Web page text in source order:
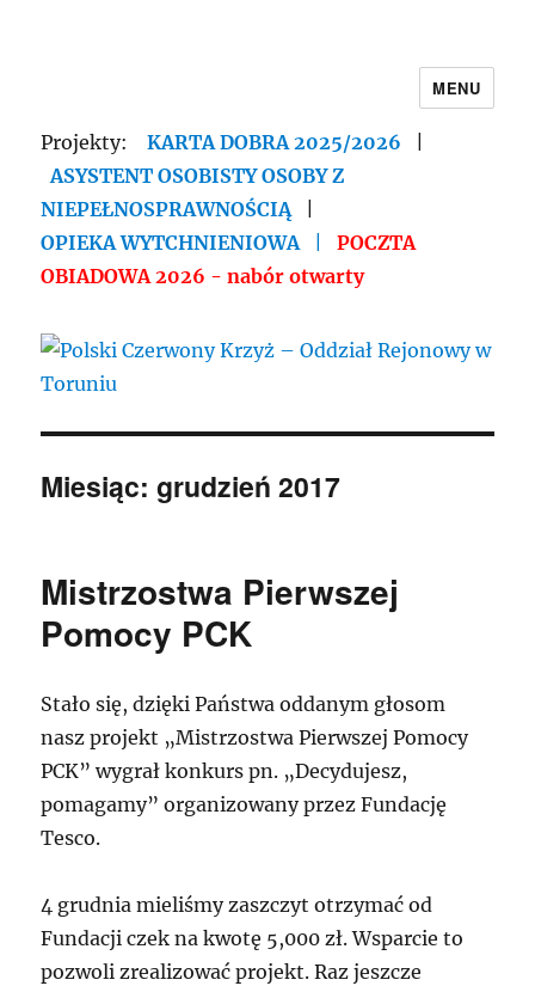
Polski Czerwony Krzyż – Oddział
Rejonowy w Toruniu
MENU
Projekty:KARTA DOBRA 2025/2026
ASYSTENT OSOBISTY OSOBY Z
NIEPEŁNOSPRAWNOŚCIĄ|
OPIEKA WYTCHNIENIOWA|POCZTA
OBIADOWA 2026 - nabór otwarty
Miesiąc:grudzień 2017
Mistrzostwa Pierwszej
Pomocy PCK
Stało się, dzięki Państwa oddanym głosom
nasz projekt „Mistrzostwa Pierwszej Pomocy
PCK” wygrał konkurs pn. „Decydujesz,
pomagamy” organizowany przez Fundację
Tesco.
4 grudnia mieliśmy zaszczyt otrzymać od
Fundacji czek na kwotę 5,000 zł. Wsparcie to
pozwoli zrealizować projekt. Raz jeszcze